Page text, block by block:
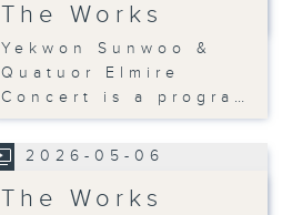
The Works
Yekwon Sunwoo &
Quatuor Elmire
Concert is a progra…
2026-05-06
The Works